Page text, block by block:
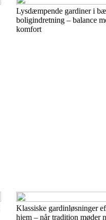
Lysdæmpende gardiner i
boligindretning – balance
komfort
Klassiske gardinløsninger
hjem – når tradition møder